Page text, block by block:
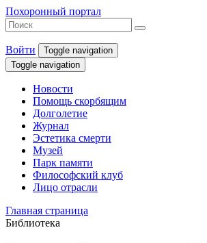
Похоронный портал
Войти
Toggle navigation
Toggle navigation
Новости
Помощь скорбящим
Долголетие
Журнал
Эстетика смерти
Музей
Парк памяти
Философский клуб
Лицо отрасли
Главная страница
Библиотека